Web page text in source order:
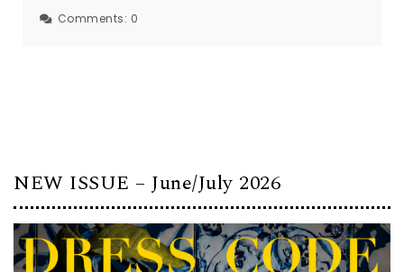
Comments: 0
NEW ISSUE – June/July 2026